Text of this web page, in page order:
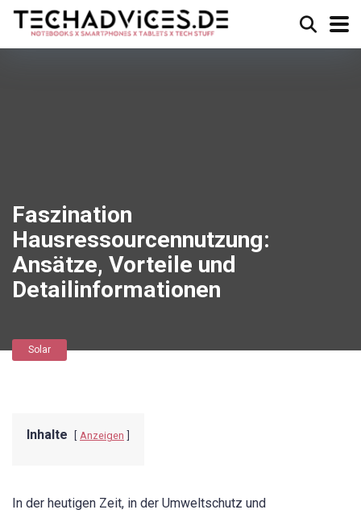
Faszination
Hausressourcennutzung:
Ansätze, Vorteile und
Detailinformationen
Solar
Inhalte Anzeigen
In der heutigen Zeit, in der Umweltschutz und